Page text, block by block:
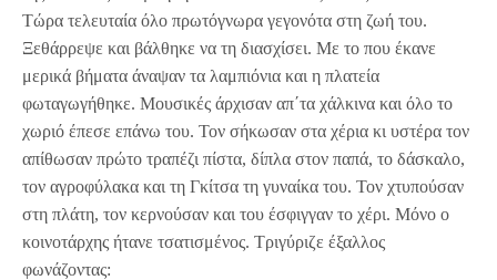
Τώρα τελευταία όλο πρωτόγνωρα γεγονότα στη ζωή του.
Ξεθάρρεψε και βάλθηκε να τη διασχίσει. Με το που έκανε
μερικά βήματα άναψαν τα λαμπιόνια και η πλατεία
φωταγωγήθηκε. Μουσικές άρχισαν απ΄τα χάλκινα και όλο το
χωριό έπεσε επάνω του. Τον σήκωσαν στα χέρια κι υστέρα τον
απίθωσαν πρώτο τραπέζι πίστα, δίπλα στον παπά, το δάσκαλο,
τον αγροφύλακα και τη Γκίτσα τη γυναίκα του. Τον χτυπούσαν
στη πλάτη, τον κερνούσαν και του έσφιγγαν το χέρι. Μόνο ο
κοινοτάρχης ήτανε τσατισμένος. Τριγύριζε έξαλλος
φωνάζοντας: